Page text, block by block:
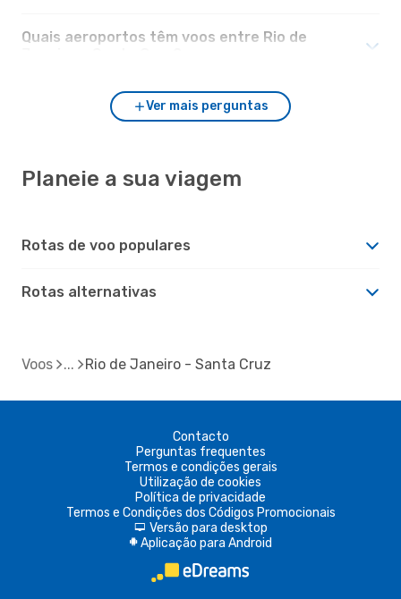
Quais aeroportos têm voos entre Rio de
Ver mais perguntas
Planeie a sua viagem
Rotas de voo populares
Rotas alternativas
Voos Rio de Janeiro - Santa Cruz
Contacto
Perguntas frequentes
Termos e condições gerais
Utilização de cookies
Política de privacidade
Termos e Condições dos Códigos Promocionais
d Versão para desktop
A Aplicação para Android